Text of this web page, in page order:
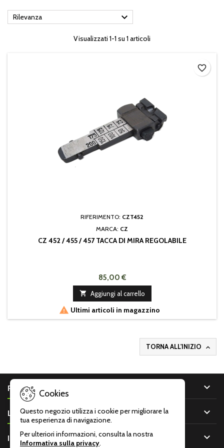
Rilevanza 
Visualizzati 1-1 su 1 articoli
RIFERIMENTO: CZT452
MARCA: CZ
CZ 452 / 455 / 457 TACCA DI MIRA REGOLABILE
85,00 €
 Aggiungi al carrello
 Ultimi articoli in magazzino
favorite_border
TORNA ALL'INIZIO 
PRODOTTI 
LA NOSTRA AZIENDA 
IL TUO ACCOUNT 
Cookies
Questo negozio utilizza i cookie per migliorare la
tua esperienza di navigazione.
Per ulteriori informazioni, consulta la nostra
Informativa sulla privacy.